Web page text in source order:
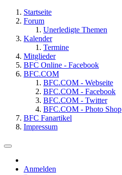
Startseite
Forum
Unerledigte Themen
Kalender
Termine
Mitglieder
BFC Online - Facebook
BFC.COM
BFC.COM - Webseite
BFC.COM - Facebook
BFC.COM - Twitter
BFC.COM - Photo Shop
BFC Fanartikel
Impressum
Anmelden